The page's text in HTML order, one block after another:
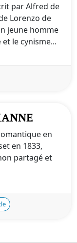
par Alfred de
Lorenzo de
jeune homme
le cynisme...
en
en 1833,
partagé et